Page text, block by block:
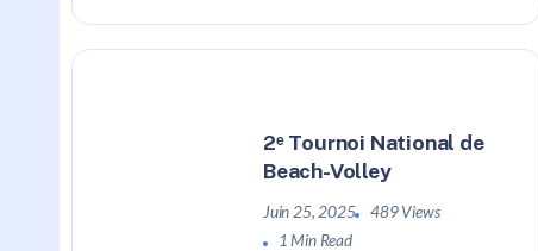
2ᵉ Tournoi National de
Beach-Volley
Juin 25, 2025
489 Views
1 Min Read